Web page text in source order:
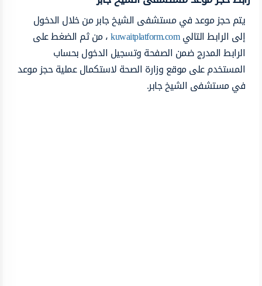
يتم حجز موعد في مستشفى الشيخ جابر من خلال الدخول
إلى الرابط التاليkuwaitplatform.com، من ثم الضغط على
الرابط المدرج ضمن الصفحة وتسجيل الدخول بحساب
المستخدم على موقع وزارة الصحة لاستكمال عملية حجز موعد
في مستشفى الشيخ جابر.